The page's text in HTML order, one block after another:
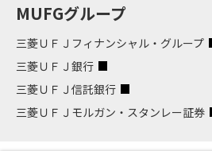
MUFGグループ
三菱ＵＦＪフィナンシャル・グループ
三菱ＵＦＪ銀行
三菱ＵＦＪ信託銀行
三菱ＵＦＪモルガン・スタンレー証券